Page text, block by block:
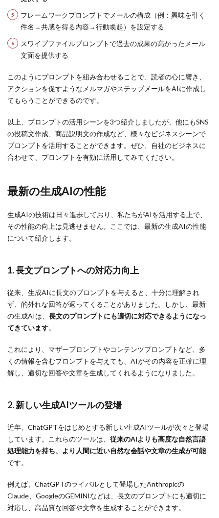
フレームワークプロンプトでメールの構成（例：興味を引く
件名→共感を得る内容→行動喚起）を設定する
スワイプファイルプロンプトで過去の成果の高かったメール
文面を提供する
このようにプロンプトを組み合わせることで、読者の心に響き、
アクションを促すようなメルマガやステップメールをAIに作成し
てもらうことができるのです。
以上、プロンプトの活用シーンを3つ紹介しましたが、他にもSNS
の投稿文作成、商品説明文の作成など、様々なビジネスシーンで
プロンプトを活用することができます。ぜひ、自社のビジネスに
合わせて、プロンプトを有効に活用してみてください。
最新の生成AIの性能
生成AIの技術は日々進歩しており、私たちがAIを活用する上で、
その性能の向上は見逃せません。ここでは、最新の生成AIの性能
について紹介します。
1. 長文プロンプトへの対応力向上
従来、生成AIに長文のプロンプトを与えると、十分に理解され
ず、的外れな回答が返ってくることがありました。しかし、最新
の生成AIは、 長文のプロンプトにも適切に対応できるようになっ
てきています。
これにより、マザープロンプトやコンテンツプロンプトなど、多
くの情報を含むプロンプトを与えても、AIがその内容を正確に理
解し、適切な回答や文章を生成してくれるようになりました。
2. 新しい生成AIツールの登場
近年、ChatGPTをはじめとする新しい生成AIツールが次々と登場
しています。これらのツールは、 従来のAIよりも高度な自然言語
処理能力を持ち、より人間に近い自然な会話や文章の生成が可能
です。
例えば、ChatGPTのライバルとして登場したAnthropicの
Claude、GoogleのGEMINIなどは、長文のプロンプトにも適切に
対応し、高品質な回答や文章を生成することができます。